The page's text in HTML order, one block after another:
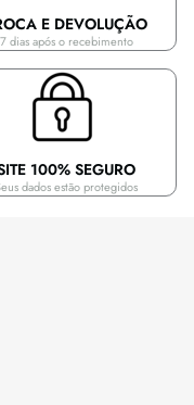
E DEVOLUÇÃO
7 dias após o recebimento
100% SEGURO
dados estão protegidos